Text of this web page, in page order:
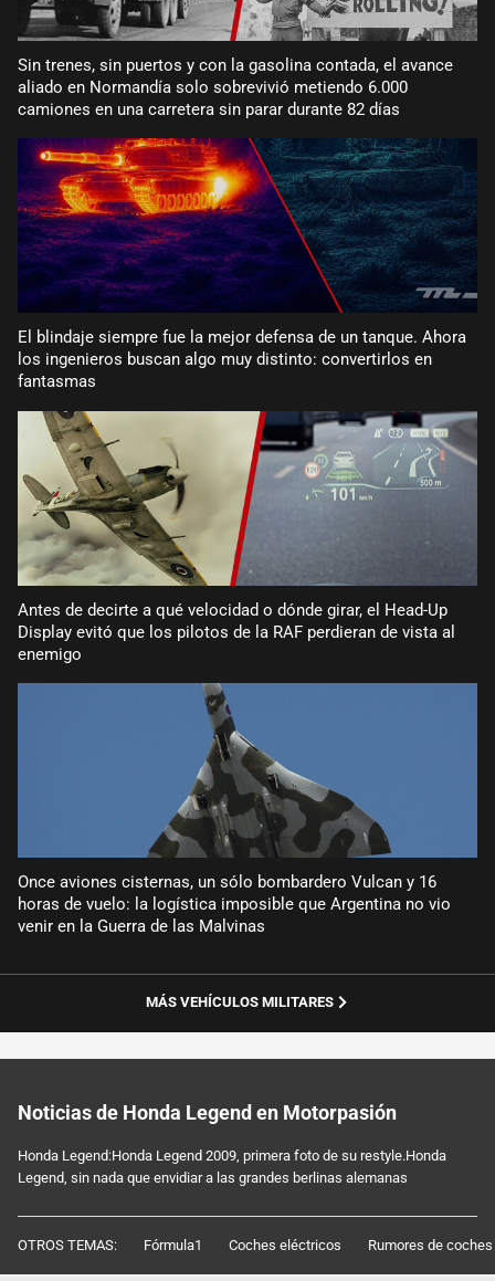
Sin trenes, sin puertos y con la gasolina contada, el avance
aliado en Normandía solo sobrevivió metiendo 6.000
camiones en una carretera sin parar durante 82 días
El blindaje siempre fue la mejor defensa de un tanque. Ahora
los ingenieros buscan algo muy distinto: convertirlos en
fantasmas
Antes de decirte a qué velocidad o dónde girar, el Head-Up
Display evitó que los pilotos de la RAF perdieran de vista al
enemigo
Once aviones cisternas, un sólo bombardero Vulcan y 16
horas de vuelo: la logística imposible que Argentina no vio
venir en la Guerra de las Malvinas
MÁS VEHÍCULOS MILITARES
Noticias de Honda Legend en Motorpasión
Honda Legend:Honda Legend 2009, primera foto de su restyle.Honda
Legend, sin nada que envidiar a las grandes berlinas alemanas
OTROS TEMAS: Fórmula1 Coches eléctricos Rumores de coches